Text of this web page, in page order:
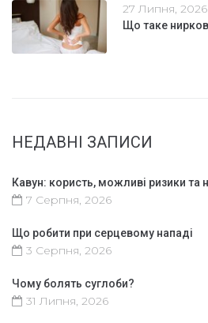
27 Липня, 2026
Що таке
НЕДАВНІ ЗАПИСИ
Кавун: користь, можливі ризики та
7 Серпня, 2026
Що робити при серцевому нападі
3 Серпня, 2026
Чому болять суглоби?
31 Липня, 2026